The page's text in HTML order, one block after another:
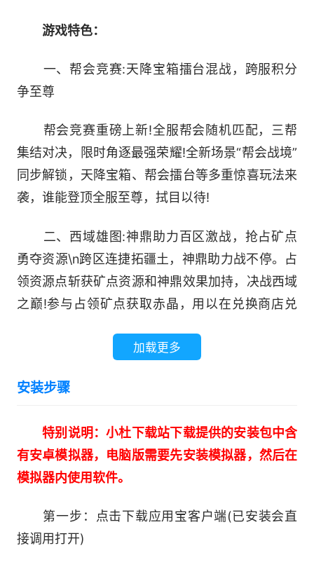
游戏特色：
一、帮会竞赛:天降宝箱擂台混战，跨服积分
争至尊
帮会竞赛重磅上新!全服帮会随机匹配，三帮
集结对决，限时角逐最强荣耀!全新场景“帮会战境”
同步解锁，天降宝箱、帮会擂台等多重惊喜玩法来
袭，谁能登顶全服至尊，拭目以待!
二、西域雄图:神鼎助力百区激战，抢占矿点
勇夺资源\n跨区连捷拓疆土，神鼎助力战不停。占
领资源点斩获矿点资源和神鼎效果加持，决战西域
之巅!参与占领矿点获取赤晶，用以在兑换商店兑
好礼，海量资源助你称霸沙疆!
三、神功系统:神功现世属性暴增，九重境界
江湖中失传已久的绝世神功纷纷现世，领悟修
炼神功大幅提升属性战力，融会更可获百分比加
四、江湖掠影:AI摄影大赛，秀出你的别样江
加载更多
安装步骤
特别说明：小杜下载站下载提供的安装包中含
有安卓模拟器，电脑版需要先安装模拟器，然后在
模拟器内使用软件。
第一步：点击下载应用宝客户端(已安装会直
接调用打开)